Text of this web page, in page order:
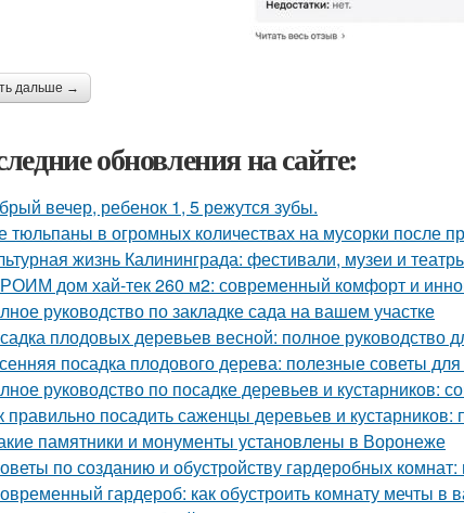
дальше →
обновления на сайте:
вечер, ребенок 1, 5 режутся зубы.
тюльпаны в огромных количествах на мусорки после
жизнь Калининграда: фестивали, музеи и
дом хай-тек 260 м2: современный комфорт и
руководство по закладке сада на вашем участке
плодовых деревьев весной: полное руководство
посадка плодового дерева: полезные советы
руководство по посадке деревьев и кустарников:
правильно посадить саженцы деревьев и кустарников:
памятники и монументы установлены в Воронеже
по созданию и обустройству гардеробных комнат:
гардероб: как обустроить комнату мечты в